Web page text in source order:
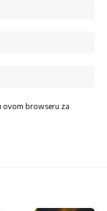
ovom browseru za